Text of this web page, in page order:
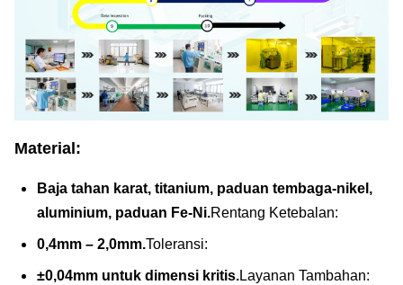
Material:
Baja tahan karat, titanium, paduan tembaga-nikel,
aluminium, paduan Fe-Ni.Rentang Ketebalan:
0,4mm – 2,0mm.Toleransi:
±0,04mm untuk dimensi kritis.Layanan Tambahan: